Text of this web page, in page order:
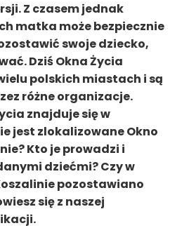
Z czasem jednak
matka może bezpiecznie
swoje dziecko,
Dziś Okna Życia
polskich miastach i są
różne organizacje.
znajduje się w
jest zlokalizowane Okno
Kto je prowadzi i
dziećmi? Czy w
pozostawiano
się z naszej